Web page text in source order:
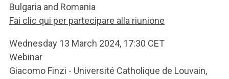
Bulgaria and Romania
Fai clic qui per partecipare alla riunione
Wednesday 13 March 2024, 17:30 CET
Webinar
Giacomo Finzi - Université Catholique de Louvain,